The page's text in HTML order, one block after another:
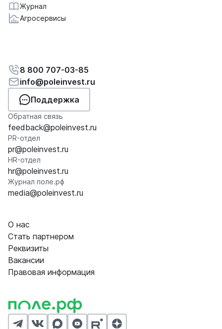
Журнал
Агросервисы
8 800 707-03-85
info@poleinvest.ru
Поддержка
Обратная связь
feedback@poleinvest.ru
PR-отдел
pr@poleinvest.ru
HR-отдел
hr@poleinvest.ru
Журнал поле.рф
media@poleinvest.ru
О нас
Стать партнером
Реквизиты
Вакансии
Правовая информация